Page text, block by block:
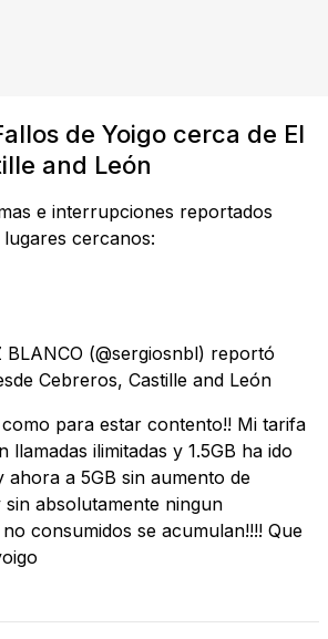
de Yoigo cerca de El
and León
e interrupciones reportados
cercanos:
BLANCO (@sergiosnbl) reportó
Cebreros, Castille and León
como para estar contento!! Mi tarifa
llamadas ilimitadas y 1.5GB ha ido
ahora a 5GB sin aumento de
absolutamente ningun
consumidos se acumulan!!!! Que